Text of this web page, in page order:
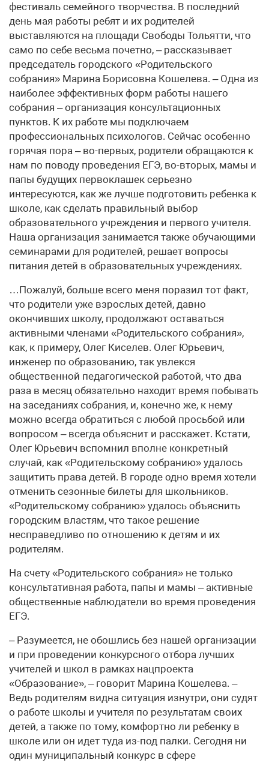
фестиваль семейного творчества. В последний
день мая работы ребят и их родителей
выставляются на площади Свободы Тольятти, что
само по себе весьма почетно, – рассказывает
председатель городского «Родительского
собрания» Марина Борисовна Кошелева. – Одна из
наиболее эффективных форм работы нашего
собрания – организация консультационных
пунктов. К их работе мы подключаем
профессиональных психологов. Сейчас особенно
горячая пора – во-первых, родители обращаются к
нам по поводу проведения ЕГЭ, во-вторых, мамы и
папы будущих первоклашек серьезно
интересуются, как же лучше подготовить ребенка к
школе, как сделать правильный выбор
образовательного учреждения и первого учителя.
Наша организация занимается также обучающими
семинарами для родителей, решает вопросы
питания детей в образовательных учреждениях.
…Пожалуй, больше всего меня поразил тот факт,
что родители уже взрослых детей, давно
окончивших школу, продолжают оставаться
активными членами «Родительского собрания»,
как, к примеру, Олег Киселев. Олег Юрьевич,
инженер по образованию, так увлекся
общественной педагогической работой, что два
раза в месяц обязательно находит время побывать
на заседаниях собрания, и, конечно же, к нему
можно всегда обратиться с любой просьбой или
вопросом – всегда объяснит и расскажет. Кстати,
Олег Юрьевич вспомнил вполне конкретный
случай, как «Родительскому собранию» удалось
защитить права детей. В городе одно время хотели
отменить сезонные билеты для школьников.
«Родительскому собранию» удалось объяснить
городским властям, что такое решение
несправедливо по отношению к детям и их
родителям.
На счету «Родительского собрания» не только
консультативная работа, папы и мамы – активные
общественные наблюдатели во время проведения
ЕГЭ.
– Разумеется, не обошлись без нашей организации
и при проведении конкурсного отбора лучших
учителей и школ в рамках нацпроекта
«Образование», – говорит Марина Кошелева. –
Ведь родителям видна ситуация изнутри, они судят
о работе школы и учителя по результатам своих
детей, а также по тому, комфортно ли ребенку в
школе или он идет туда из-под палки. Сегодня ни
один муниципальный конкурс в сфере